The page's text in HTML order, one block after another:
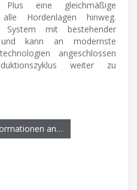
eine gleichmäßige
Hordenlagen hinweg.
mit bestehender
kann an modernste
angeschlossen
weiter zu
an…